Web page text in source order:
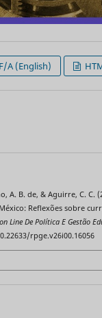
A (English)
A. B. de, & Aguirre, C. C.
Reflexões sobre
Line De Política E Gestão
rpge.v26i00.16056